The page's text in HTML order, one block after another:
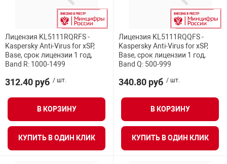
сигнализации
оборудование
Лицензия KL5111RQRFS -
Kaspersky Anti-Virus for xSP,
Base, срок лицензии 1 год,
Band R: 1000-1499
312.40 руб / шт.
В КОРЗИНУ
КУПИТЬ В ОДИН КЛИК
Лицензия KL5111RQQFS -
Kaspersky Anti-Virus for xSP,
Base, срок лицензии 1 год,
Band Q: 500-999
340.80 руб / шт.
В КОРЗИНУ
КУПИТЬ В ОДИН КЛИК